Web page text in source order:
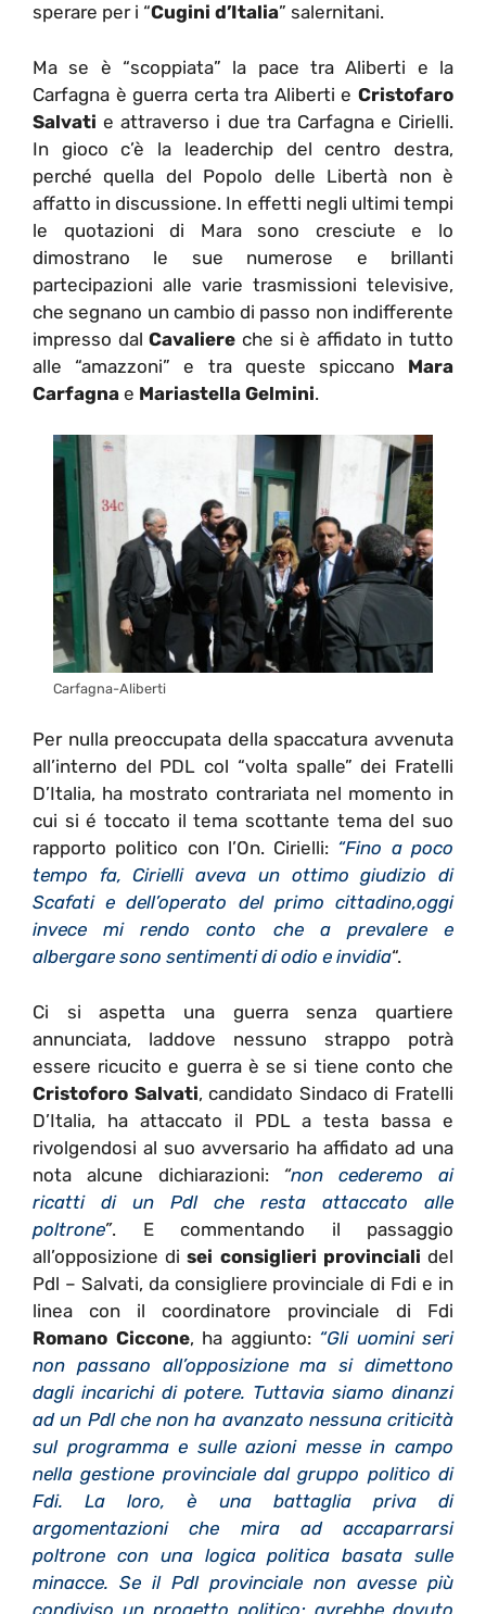
sperare per i “Cugini d’Italia” salernitani.
Ma se è “scoppiata” la pace tra Aliberti e la
Carfagna è guerra certa tra Aliberti e Cristofaro
Salvati e attraverso i due tra Carfagna e Cirielli.
In gioco c’è la leaderchip del centro destra,
perché quella del Popolo delle Libertà non è
affatto in discussione. In effetti negli ultimi tempi
le quotazioni di Mara sono cresciute e lo
dimostrano le sue numerose e brillanti
partecipazioni alle varie trasmissioni televisive,
che segnano un cambio di passo non indifferente
impresso dalCavaliere che si è affidato in tutto
alle “amazzoni” e tra queste spiccano Mara
Carfagna e Mariastella Gelmini.
Carfagna-Aliberti
Per nulla preoccupata della spaccatura avvenuta
all’interno del PDL col “volta spalle” dei Fratelli
D’Italia, ha mostrato contrariata nel momento in
cui si é toccato il tema scottante tema del suo
rapporto politico con l’On. Cirielli: “Fino a poco
tempo fa, Cirielli aveva un ottimo giudizio di
Scafati e dell’operato del primo cittadino,oggi
invece mi rendo conto che a prevalere e
albergare sono sentimenti di odio e invidia“.
Ci si aspetta una guerra senza quartiere
annunciata, laddove nessuno strappo potrà
essere ricucito e guerra è se si tiene conto che
Cristoforo Salvati, candidato Sindaco di Fratelli
D’Italia, ha attaccato il PDL a testa bassa e
rivolgendosi al suo avversario ha affidato ad una
nota alcune dichiarazioni: “non cederemo ai
ricatti di un Pdl che resta attaccato alle
poltrone”. E commentando il passaggio
all’opposizione disei consiglieri provinciali del
Pdl – Salvati, da consigliere provinciale di Fdi e in
linea con il coordinatore provinciale di Fdi
Romano Ciccone, ha aggiunto: “Gli uomini seri
non passano all’opposizione ma si dimettono
dagli incarichi di potere. Tuttavia siamo dinanzi
ad un Pdl che non ha avanzato nessuna criticità
sul programma e sulle azioni messe in campo
nella gestione provinciale dal gruppo politico di
Fdi. La loro, è una battaglia priva di
argomentazioni che mira ad accaparrarsi
poltrone con una logica politica basata sulle
minacce. Se il Pdl provinciale non avesse più
condiviso un progetto politico; avrebbe dovuto